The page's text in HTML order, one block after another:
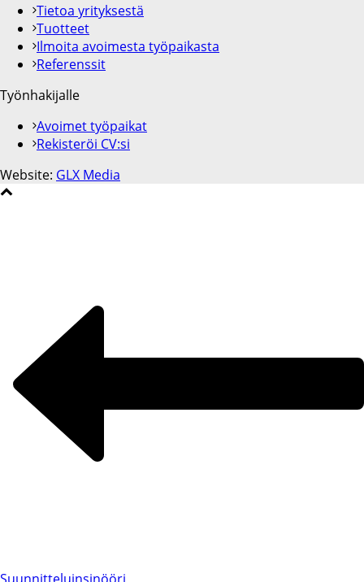
Tietoa yrityksestä
Tuotteet
Ilmoita avoimesta työpaikasta
Referenssit
Työnhakijalle
Avoimet työpaikat
Rekisteröi CV:si
Website: GLX Media